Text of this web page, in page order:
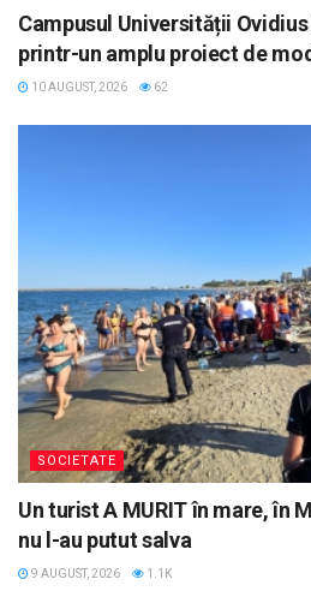
Campusul Universității
printr-un amplu proiect de
10 AUGUST, 2026 62
SOCIETATE
Un turist A MURIT în mare, în
nu l-au putut salva
9 AUGUST, 2026 1.1K